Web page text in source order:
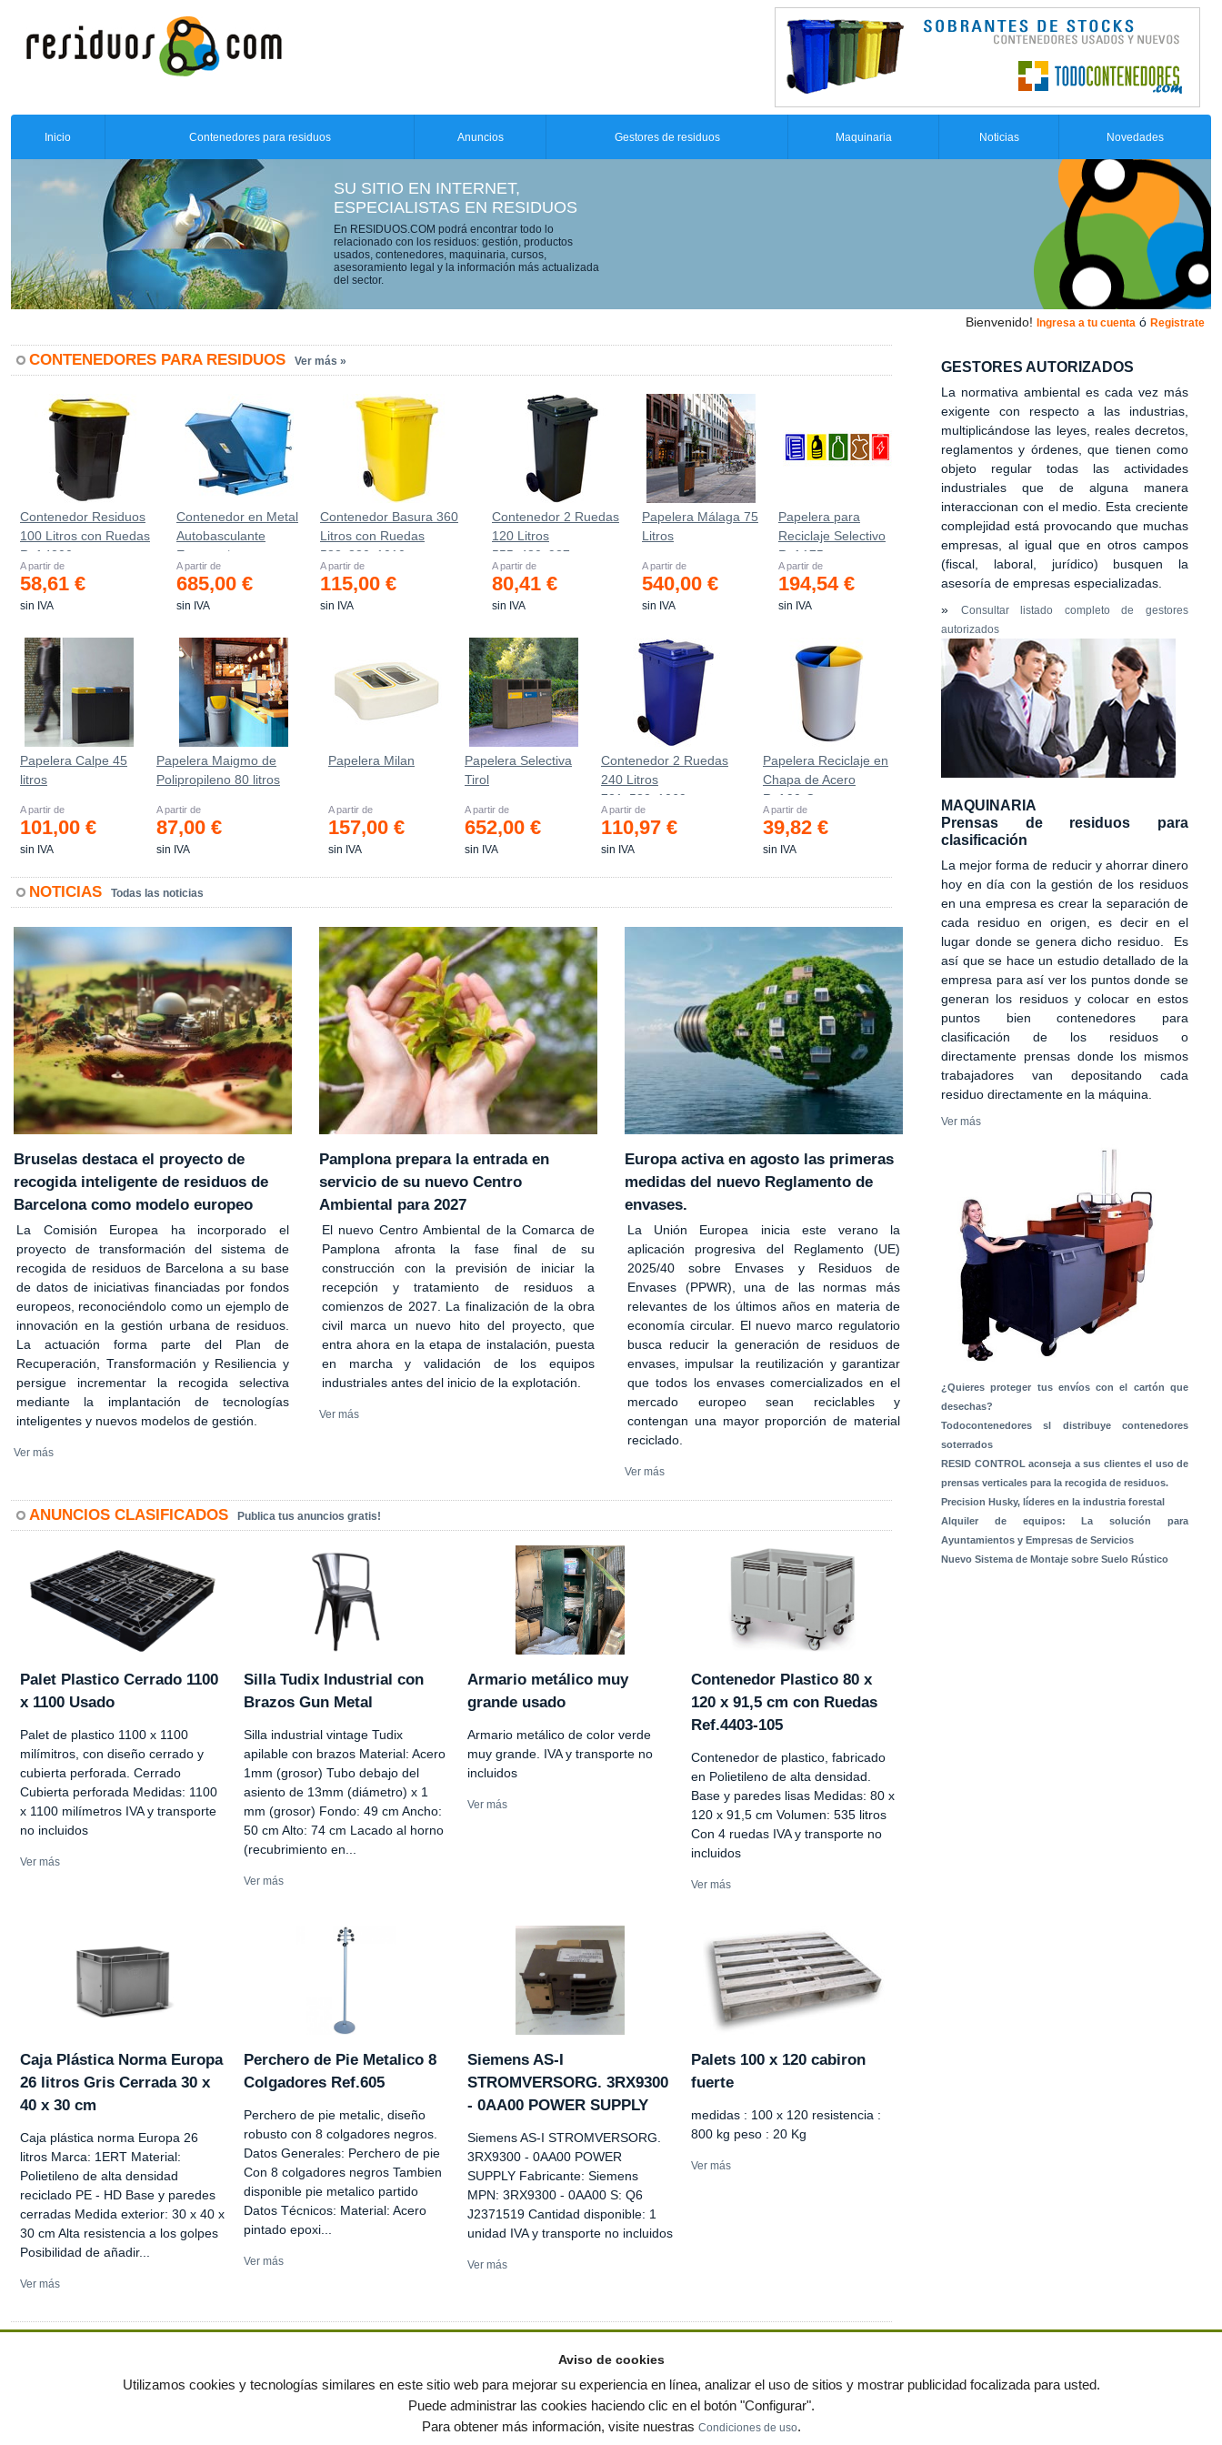
Inicio Contenedores para residuos Anuncios Gestores de residuos Maquinaria Noticias Novedades
SU SITIO EN INTERNET,
ESPECIALISTAS EN RESIDUOS
En RESIDUOS.COM podrá encontrar todo lo
relacionado con los residuos: gestión, productos
usados, contenedores, maquinaria, cursos,
asesoramiento legal y la información más actualizada
del sector.
Bienvenido! Ingresa a tu cuenta ó Registrate
CONTENEDORES PARA RESIDUOS Ver más »
Contenedor Residuos
100 Litros con Ruedas
Ref.4200
A partir de
58,61 €
sin IVA
Contenedor en Metal
Autobasculante
Estanco *
A partir de
685,00 €
sin IVA
Contenedor Basura 360
Litros con Ruedas
583x880x1010 mm
A partir de
115,00 €
sin IVA
Contenedor 2 Ruedas
120 Litros
555х480х937mm
A partir de
80,41 €
sin IVA
Papelera Málaga 75
Litros
A partir de
540,00 €
sin IVA
Papelera para
Reciclaje Selectivo
Ref.175
A partir de
194,54 €
sin IVA
Papelera Calpe 45
litros
A partir de
101,00 €
sin IVA
Papelera Maigmo de
Polipropileno 80 litros
A partir de
87,00 €
sin IVA
Papelera Milan
A partir de
157,00 €
sin IVA
Papelera Selectiva
Tirol
A partir de
652,00 €
sin IVA
Contenedor 2 Ruedas
240 Litros
721х582х1069mm
A partir de
110,97 €
sin IVA
Papelera Reciclaje en
Chapa de Acero
Ref.90-C
A partir de
39,82 €
sin IVA
NOTICIAS Todas las noticias
Bruselas destaca el proyecto de
recogida inteligente de residuos de
Barcelona como modelo europeo
La Comisión Europea ha incorporado el
proyecto de transformación del sistema de
recogida de residuos de Barcelona a su base
de datos de iniciativas financiadas por fondos
europeos, reconociéndolo como un ejemplo de
innovación en la gestión urbana de residuos.
La actuación forma parte del Plan de
Recuperación, Transformación y Resiliencia y
persigue incrementar la recogida selectiva
mediante la implantación de tecnologías
inteligentes y nuevos modelos de gestión.
Ver más
Pamplona prepara la entrada en
servicio de su nuevo Centro
Ambiental para 2027
El nuevo Centro Ambiental de la Comarca de
Pamplona afronta la fase final de su
construcción con la previsión de iniciar la
recepción y tratamiento de residuos a
comienzos de 2027. La finalización de la obra
civil marca un nuevo hito del proyecto, que
entra ahora en la etapa de instalación, puesta
en marcha y validación de los equipos
industriales antes del inicio de la explotación.
Ver más
Europa activa en agosto las primeras
medidas del nuevo Reglamento de
envases.
La Unión Europea inicia este verano la
aplicación progresiva del Reglamento (UE)
2025/40 sobre Envases y Residuos de
Envases (PPWR), una de las normas más
relevantes de los últimos años en materia de
economía circular. El nuevo marco regulatorio
busca reducir la generación de residuos de
envases, impulsar la reutilización y garantizar
que todos los envases comercializados en el
mercado europeo sean reciclables y
contengan una mayor proporción de material
reciclado.
Ver más
ANUNCIOS CLASIFICADOS Publica tus anuncios gratis!
Palet Plastico Cerrado 1100
x 1100 Usado
Palet de plastico 1100 x 1100
milímitros, con diseño cerrado y
cubierta perforada. Cerrado
Cubierta perforada Medidas: 1100
x 1100 milímetros IVA y transporte
no incluidos
Ver más
Silla Tudix Industrial con
Brazos Gun Metal
Silla industrial vintage Tudix
apilable con brazos Material: Acero
1mm (grosor) Tubo debajo del
asiento de 13mm (diámetro) x 1
mm (grosor) Fondo: 49 cm Ancho:
50 cm Alto: 74 cm Lacado al horno
(recubrimiento en...
Ver más
Armario metálico muy
grande usado
Armario metálico de color verde
muy grande. IVA y transporte no
incluidos
Ver más
Contenedor Plastico 80 x
120 x 91,5 cm con Ruedas
Ref.4403-105
Contenedor de plastico, fabricado
en Polietileno de alta densidad.
Base y paredes lisas Medidas: 80 x
120 x 91,5 cm Volumen: 535 litros
Con 4 ruedas IVA y transporte no
incluidos
Ver más
Caja Plástica Norma Europa
26 litros Gris Cerrada 30 x
40 x 30 cm
Caja plástica norma Europa 26
litros Marca: 1ERT Material:
Polietileno de alta densidad
reciclado PE - HD Base y paredes
cerradas Medida exterior: 30 x 40 x
30 cm Alta resistencia a los golpes
Posibilidad de añadir...
Ver más
Perchero de Pie Metalico 8
Colgadores Ref.605
Perchero de pie metalic, diseño
robusto con 8 colgadores negros.
Datos Generales: Perchero de pie
Con 8 colgadores negros Tambien
disponible pie metalico partido
Datos Técnicos: Material: Acero
pintado epoxi...
Ver más
Siemens AS-I
STROMVERSORG. 3RX9300
- 0AA00 POWER SUPPLY
Siemens AS-I STROMVERSORG.
3RX9300 - 0AA00 POWER
SUPPLY Fabricante: Siemens
MPN: 3RX9300 - 0AA00 S: Q6
J2371519 Cantidad disponible: 1
unidad IVA y transporte no incluidos
Ver más
Palets 100 x 120 cabiron
fuerte
medidas : 100 x 120 resistencia :
800 kg peso : 20 Kg
Ver más
GESTORES AUTORIZADOS
La normativa ambiental es cada vez más
exigente con respecto a las industrias,
multiplicándose las leyes, reales decretos,
reglamentos y órdenes, que tienen como
objeto regular todas las actividades
industriales que de alguna manera
interaccionan con el medio. Esta creciente
complejidad está provocando que muchas
empresas, al igual que en otros campos
(fiscal, laboral, jurídico) busquen la
asesoría de empresas especializadas.
» Consultar listado completo de gestores
autorizados
MAQUINARIA
Prensas de residuos para
clasificación
La mejor forma de reducir y ahorrar dinero
hoy en día con la gestión de los residuos
en una empresa es crear la separación de
cada residuo en origen, es decir en el
lugar donde se genera dicho residuo. Es
así que se hace un estudio detallado de la
empresa para así ver los puntos donde se
generan los residuos y colocar en estos
puntos bien contenedores para
clasificación de los residuos o
directamente prensas donde los mismos
trabajadores van depositando cada
residuo directamente en la máquina.
Ver más
¿Quieres proteger tus envíos con el cartón que
desechas?
Todocontenedores sl distribuye contenedores
soterrados
RESID CONTROL aconseja a sus clientes el uso de
prensas verticales para la recogida de residuos.
Precision Husky, líderes en la industria forestal
Alquiler de equipos: La solución para
Ayuntamientos y Empresas de Servicios
Nuevo Sistema de Montaje sobre Suelo Rústico
© residuos.com - Todos los derechos reservados- Política de privacidad|Condiciones de uso| Contacto|Editores| Mapa web|Preguntas frecuentes
Aviso de cookies
Utilizamos cookies y tecnologías similares en este sitio web para mejorar su experiencia en línea, analizar el uso de sitios y mostrar publicidad focalizada para usted.
Puede administrar las cookies haciendo clic en el botón "Configurar".
Para obtener más información, visite nuestras Condiciones de uso.